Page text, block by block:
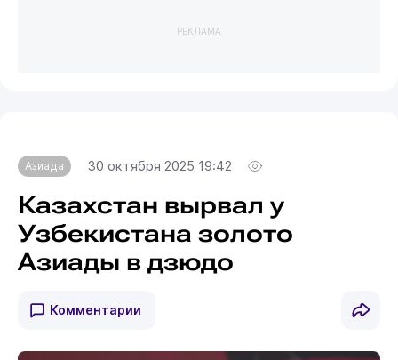
РЕКЛАМА
Азиада 30 октября 2025 19:42
Казахстан вырвал у
Узбекистана золото
Азиады в дзюдо
Комментарии